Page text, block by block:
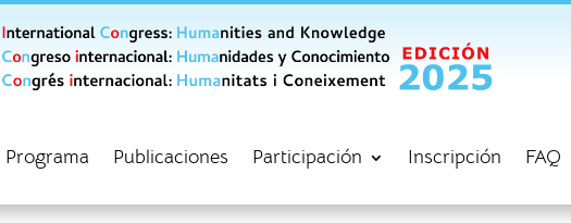
Programa Publicaciones Participación Inscripción FAQ